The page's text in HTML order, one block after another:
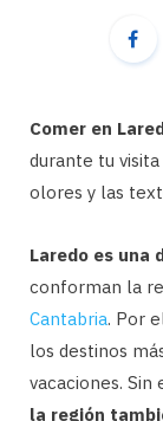
Comer en
durante tu
olores y las
Laredo es una
conforman la
Cantabria. Por
los destinos
vacaciones. Sin
la región